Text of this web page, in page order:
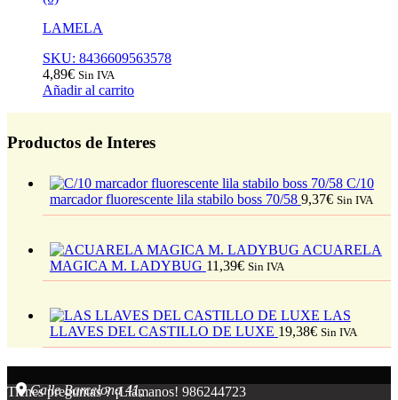
LAMELA
SKU: 8436609563578
4,89€ Sin IVA
Añadir al carrito
Productos de Interes
C/10
marcador fluorescente lila stabilo boss 70/58 9,37€ Sin IVA
ACUARELA
MAGICA M. LADYBUG 11,39€ Sin IVA
LAS
LLAVES DEL CASTILLO DE LUXE 19,38€ Sin IVA
Tienes preguntas ? ¡Llámanos! 986244723
Calle Barcelona 41,